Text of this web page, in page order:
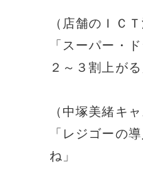
（店舗のＩＣ
「スーパー・
２～３割上がる
（中塚美緒キャ
「レジゴーの
ね」